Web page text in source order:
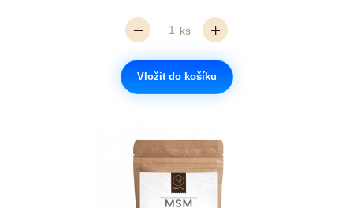
ks
Vložit do košíku